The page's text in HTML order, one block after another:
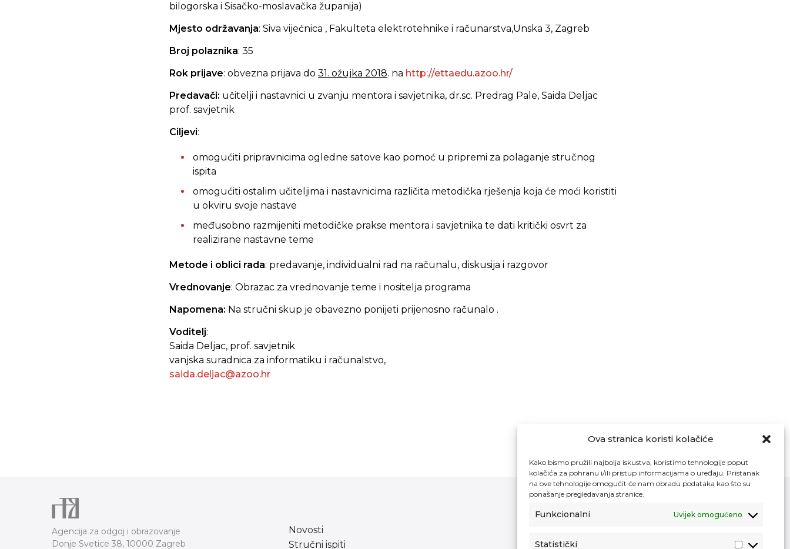
Ova stranica koristi kolačiće
Kako bismo pružili najbolja iskustva, koristimo tehnologije poput
kolačića za pohranu i/ili pristup informacijama o uređaju. Pristanak
na ove tehnologije omogućit će nam obradu podataka kao što su
ponašanje pregledavanja stranice.
Funkcionalni Uvijek omogućeno
Statistički
bilogorska i Sisačko-moslavačka županija)
Mjesto održavanja: Siva vijećnica , Fakulteta elektrotehnike i računarstva,Unska 3, Zagreb
Broj polaznika: 35
Rok prijave: obvezna prijava do 31. ožujka 2018. na http://ettaedu.azoo.hr/
Predavači: učitelji i nastavnici u zvanju mentora i savjetnika, dr.sc. Predrag Pale, Saida Deljac
prof. savjetnik
Ciljevi:
omogućiti pripravnicima ogledne satove kao pomoć u pripremi za polaganje stručnog
ispita
omogućiti ostalim učiteljima i nastavnicima različita metodička rješenja koja će moći koristiti
u okviru svoje nastave
međusobno razmijeniti metodičke prakse mentora i savjetnika te dati kritički osvrt za
realizirane nastavne teme
Metode i oblici rada: predavanje, individualni rad na računalu, diskusija i razgovor
Vrednovanje: Obrazac za vrednovanje teme i nositelja programa
Napomena: Na stručni skup je obavezno ponijeti prijenosno računalo .
Voditelj:
Saida Deljac, prof. savjetnik
vanjska suradnica za informatiku i računalstvo,
saida.deljac@azoo.hr
Agencija za odgoj i obrazovanje
Donje Svetice 38, 10000 Zagreb
Novosti
Stručni ispiti
Pristup informacijama